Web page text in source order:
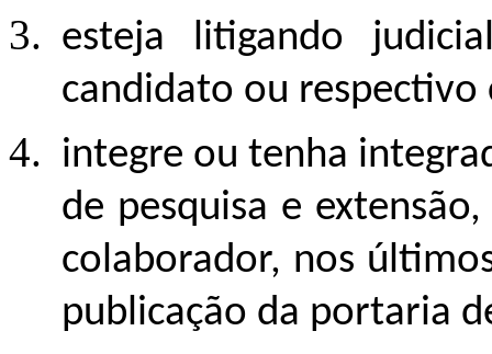
esteja litigando
candidato ou
integre ou tenha
de pesquisa e
colaborador, nos
publicação da portaria